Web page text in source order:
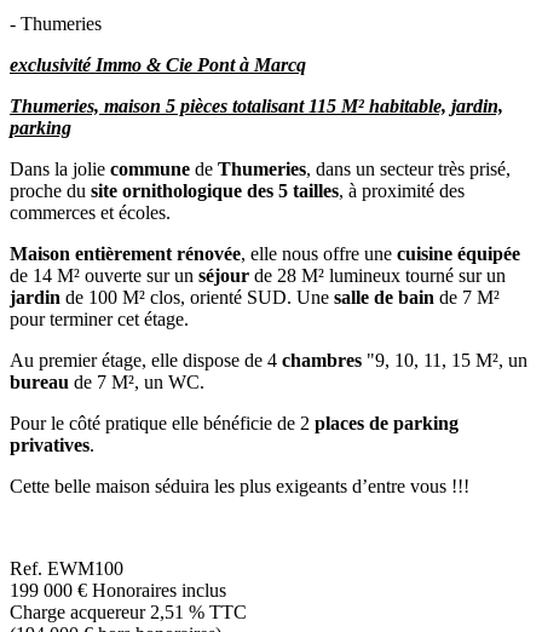
- Thumeries
exclusivité Immo & Cie Pont à Marcq
Thumeries, maison 5 pièces totalisant 115 M² habitable, jardin,
parking
Dans la jolie commune de Thumeries, dans un secteur très prisé,
proche du site ornithologique des 5 tailles, à proximité des
commerces et écoles.
Maison entièrement rénovée, elle nous offre une cuisine équipée
de 14 M² ouverte sur un séjour de 28 M² lumineux tourné sur un
jardin de 100 M² clos, orienté SUD. Une salle de bain de 7 M²
pour terminer cet étage.
Au premier étage, elle dispose de 4 chambres "9, 10, 11, 15 M², un
bureau de 7 M², un WC.
Pour le côté pratique elle bénéficie de 2 places de parking
privatives.
Cette belle maison séduira les plus exigeants d’entre vous !!!
Ref. EWM100
199 000 € Honoraires inclus
Charge acquereur 2,51 % TTC